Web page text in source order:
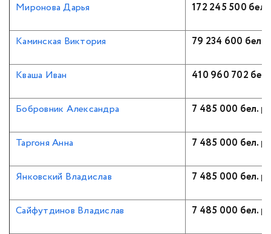
Миронова Дарья 172 245 500 бел.
Каминская Виктория 79 234 600 бел.
Кваша Иван 410 960 702
Бобровник Александра 7 485 000 бел.
Таргоня Анна 7 485 000 бел.
Янковский Владислав 7 485 000 бел.
Сайфутдинов Владислав 7 485 000 бел.